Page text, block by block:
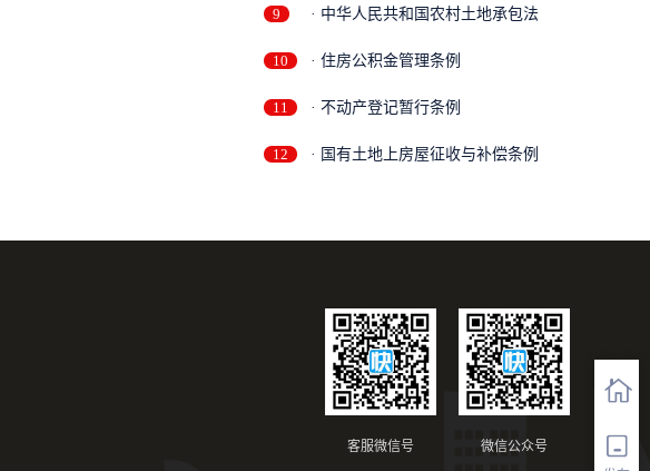
9 · 中华人民共和国农村土地承包法
10 · 住房公积金管理条例
11 · 不动产登记暂行条例
12 · 国有土地上房屋征收与补偿条例
微信公众号
客服微信号